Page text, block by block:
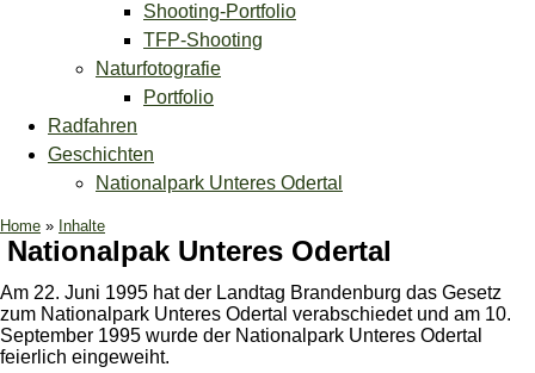
Shooting-Portfolio
TFP-Shooting
Naturfotografie
Portfolio
Radfahren
Geschichten
Nationalpark Unteres Odertal
Home » Inhalte
Nationalpak Unteres Odertal
Am 22. Juni 1995 hat der Landtag Brandenburg das Gesetz
zum Nationalpark Unteres Odertal verabschiedet und am 10.
September 1995 wurde der Nationalpark Unteres Odertal
feierlich eingeweiht.